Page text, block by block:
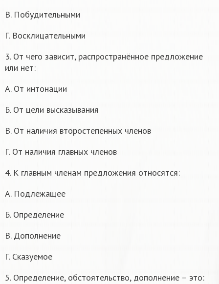
В. Побудительными
Г. Восклицательными
3. От чего зависит, распространённое предложение
или нет:
А. От интонации
Б. От цели высказывания
В. От наличия второстепенных членов
Г. От наличия главных членов
4. К главным членам предложения относятся:
А. Подлежащее
Б. Определение
В. Дополнение
Г. Сказуемое
5. Определение, обстоятельство, дополнение – это: